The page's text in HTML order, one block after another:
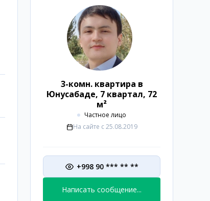
3-комн. квартира в
Юнусабаде, 7 квартал, 72
м²
Частное лицо
На сайте с 25.08.2019
+998 90 *** ** **
Написать сообщение...